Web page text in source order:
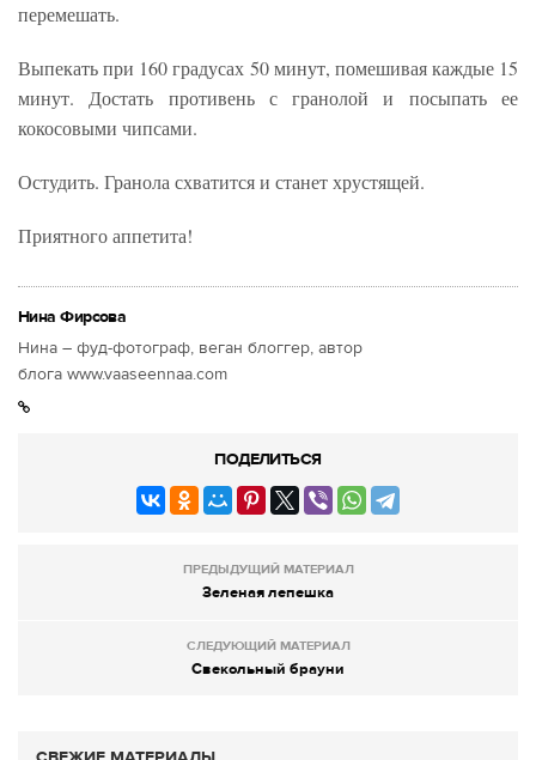
перемешать.
Выпекать при 160 градусах 50 минут, помешивая каждые 15
минут. Достать противень с гранолой и посыпать ее
кокосовыми чипсами.
Остудить. Гранола схватится и станет хрустящей.
Приятного аппетита!
Нина Фирсова
Нина – фуд-фотограф, веган блоггер, автор
блога www.vaaseennaa.com
ПОДЕЛИТЬСЯ
ПРЕДЫДУЩИЙ МАТЕРИАЛ
Зеленая лепешка
СЛЕДУЮЩИЙ МАТЕРИАЛ
Свекольный брауни